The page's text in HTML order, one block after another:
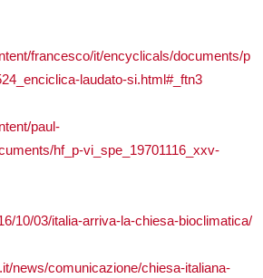
francesco/it/encyclicals/documents/p
laudato-si.html#_ftn3
paul-
hf_p-vi_spe_19701116_xxv-
10/03/italia-arriva-la-chiesa-bioclimatica/
news/comunicazione/chiesa-italiana-